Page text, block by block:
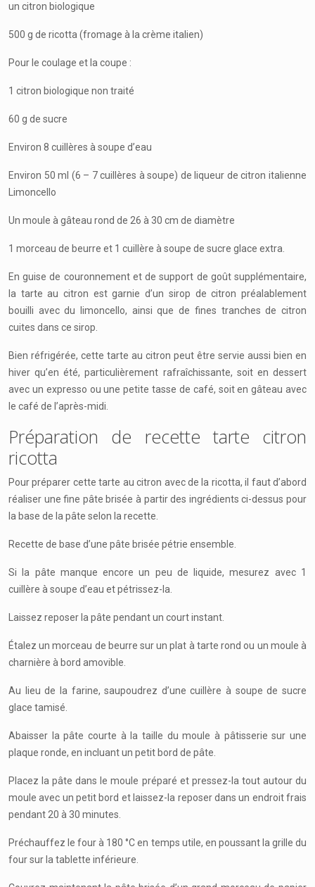
un citron biologique
500 g de ricotta (fromage à la crème italien)
Pour le coulage et la coupe :
1 citron biologique non traité
60 g de sucre
Environ 8 cuillères à soupe d’eau
Environ 50 ml (6 – 7 cuillères à soupe) de liqueur de citron italienne
Limoncello
Un moule à gâteau rond de 26 à 30 cm de diamètre
1 morceau de beurre et 1 cuillère à soupe de sucre glace extra.
En guise de couronnement et de support de goût supplémentaire,
la tarte au citron est garnie d’un sirop de citron préalablement
bouilli avec du limoncello, ainsi que de fines tranches de citron
cuites dans ce sirop.
Bien réfrigérée, cette tarte au citron peut être servie aussi bien en
hiver qu’en été, particulièrement rafraîchissante, soit en dessert
avec un expresso ou une petite tasse de café, soit en gâteau avec
le café de l’après-midi.
Préparation de recette tarte citron
ricotta
Pour préparer cette tarte au citron avec de la ricotta, il faut d’abord
réaliser une fine pâte brisée à partir des ingrédients ci-dessus pour
la base de la pâte selon la recette.
Recette de base d’une pâte brisée pétrie ensemble.
Si la pâte manque encore un peu de liquide, mesurez avec 1
cuillère à soupe d’eau et pétrissez-la.
Laissez reposer la pâte pendant un court instant.
Étalez un morceau de beurre sur un plat à tarte rond ou un moule à
charnière à bord amovible.
Au lieu de la farine, saupoudrez d’une cuillère à soupe de sucre
glace tamisé.
Abaisser la pâte courte à la taille du moule à pâtisserie sur une
plaque ronde, en incluant un petit bord de pâte.
Placez la pâte dans le moule préparé et pressez-la tout autour du
moule avec un petit bord et laissez-la reposer dans un endroit frais
pendant 20 à 30 minutes.
Préchauffez le four à 180 °C en temps utile, en poussant la grille du
four sur la tablette inférieure.